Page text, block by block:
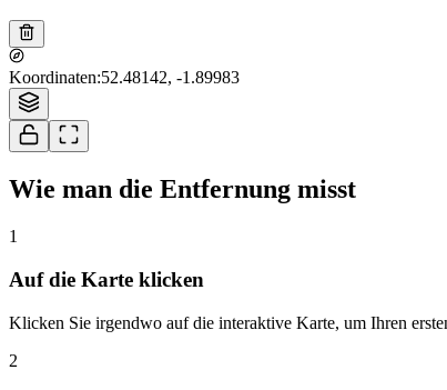
Koordinaten:52.48142, -1.89983
Wie man die Entfernung misst
1
Auf die Karte klicken
Klicken Sie irgendwo auf die interaktive Karte, um Ihren
2